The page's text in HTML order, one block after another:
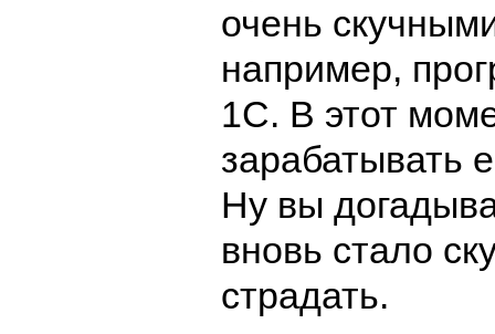
очень
например,
1С. В этот
зарабатывать
Ну вы
вновь стало
страдать.